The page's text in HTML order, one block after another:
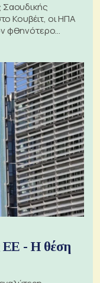
Σαουδικής
Κουβέιτ, οι ΗΠΑ
φθηνότερο
ΕΕ - Η θέση